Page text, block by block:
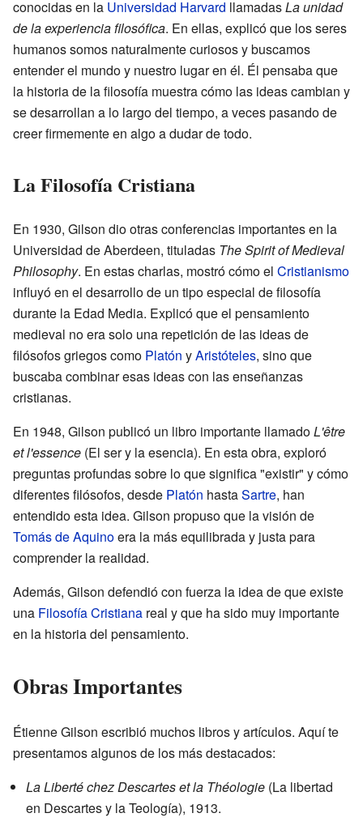
conocidas en la Universidad Harvard llamadasLa unidad
de la experiencia filosófica. En ellas, explicó que los seres
humanos somos naturalmente curiosos y buscamos
entender el mundo y nuestro lugar en él. Él pensaba que
la historia de la filosofía muestra cómo las ideas cambian y
se desarrollan a lo largo del tiempo, a veces pasando de
creer firmemente en algo a dudar de todo.
La Filosofía Cristiana
En 1930, Gilson dio otras conferencias importantes en la
Universidad de Aberdeen, tituladas The Spirit of Medieval
Philosophy. En estas charlas, mostró cómo el Cristianismo
influyó en el desarrollo de un tipo especial de filosofía
durante la Edad Media. Explicó que el pensamiento
medieval no era solo una repetición de las ideas de
filósofos griegos como Platón yAristóteles, sino que
buscaba combinar esas ideas con las enseñanzas
cristianas.
En 1948, Gilson publicó un libro importante llamadoL'être
et l'essence (El ser y la esencia). En esta obra, exploró
preguntas profundas sobre lo que significa "existir" y cómo
diferentes filósofos, desde Platón hastaSartre, han
entendido esta idea. Gilson propuso que la visión de
Tomás de Aquinoera la más equilibrada y justa para
comprender la realidad.
Además, Gilson defendió con fuerza la idea de que existe
una Filosofía Cristiana real y que ha sido muy importante
en la historia del pensamiento.
Obras Importantes
Étienne Gilson escribió muchos libros y artículos. Aquí te
presentamos algunos de los más destacados:
La Liberté chez Descartes et la Théologie (La libertad
en Descartes y la Teología), 1913.